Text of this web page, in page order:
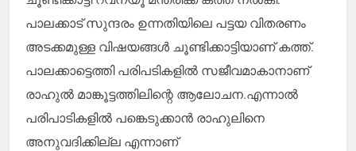
പാലക്കാട് സുന്ദരം ഉന്നതിയിലെ പട്ടയ വിതരണം
അടക്കമുള്ള വിഷയങ്ങൾ ചൂണ്ടിക്കാട്ടിയാണ് കത്ത്.
പാലക്കാട്ടെത്തി പരിപടികളിൽ സജീവമാകാനാണ്
രാഹുൽ മാങ്കൂട്ടത്തിലിന്റെ ആലോചന.എന്നാൽ
പരിപാടികളിൽ പങ്കെടുക്കാൻ രാഹുലിനെ
അനുവദിക്കില്ല എന്നാണ്